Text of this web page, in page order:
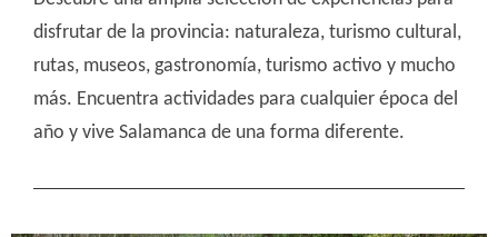
disfrutar de la provincia: naturaleza, turismo cultural,
rutas, museos, gastronomía, turismo activo y mucho
más. Encuentra actividades para cualquier época del
año y vive Salamanca de una forma diferente.